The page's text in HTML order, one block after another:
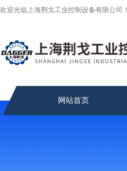
欢迎光临上海荆戈工业控制设备有限公司！
网站首页